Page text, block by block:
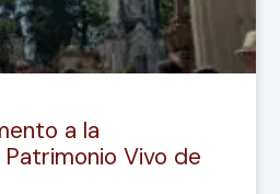
a la
Vivo de